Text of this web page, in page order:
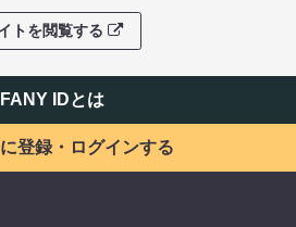
トを閲覧する
FANY IDとは
登録・ログインする